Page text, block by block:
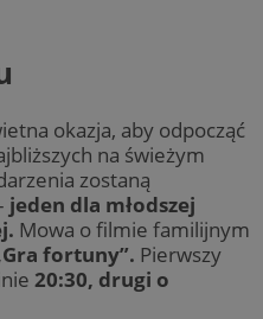
okazja, aby odpocząć
na świeżym
zostaną
jeden dla młodszej
Mowa o filmie familijnym
fortuny”. Pierwszy
20:30, drugi o